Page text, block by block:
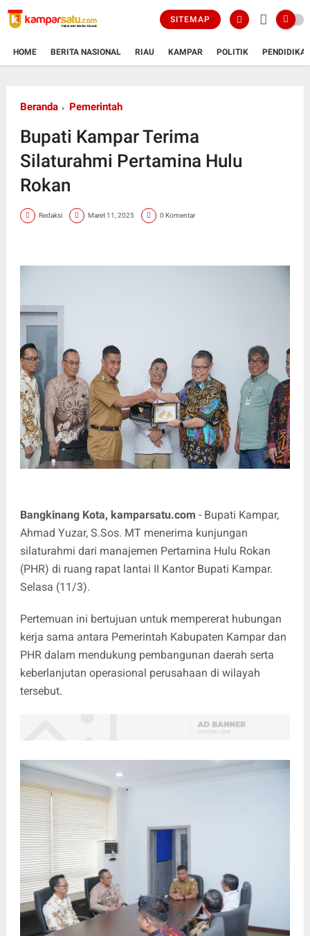
SITEMAP
HOME BERITA NASIONAL RIAU KAMPAR POLITIK
Beranda Pemerintah
Bupati Kampar Terima
Silaturahmi Pertamina Hulu
Rokan
Redaksi Maret 11, 2025 0 Komentar
Bangkinang Kota, kamparsatu.com - Bupati Kampar,
Ahmad Yuzar, S.Sos. MT menerima kunjungan
silaturahmi dari manajemen Pertamina Hulu Rokan
(PHR) di ruang rapat lantai II Kantor Bupati Kampar.
Selasa (11/3).
Pertemuan ini bertujuan untuk mempererat hubungan
kerja sama antara Pemerintah Kabupaten Kampar dan
PHR dalam mendukung pembangunan daerah serta
keberlanjutan operasional perusahaan di wilayah
tersebut.